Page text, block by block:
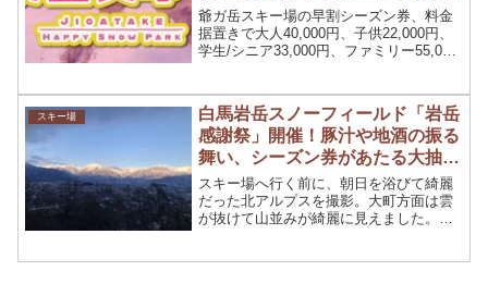
円、ファミリー55,000円、11月
28日まで
爺ガ岳スキー場の早割シーズン券、料金
据置きで大人40,000円、子供22,000円、
学生/シニア33,000円、ファミリー55,000
25,000円、子供10,000円、松川村・池田
町民限定シーズン券：大人35,000円、子
供15,000円。
スキー場
白馬岩岳スノーフィールド「岩岳
感謝祭」開催！豚汁や地酒の振る
舞い、シーズン券があたる大抽選
会も
スキー場へ行く前に、朝日を浴びて綺麗
だった北アルプスを撮影。大町方面は雲
が抜けて山並みが綺麗に見えました。撮